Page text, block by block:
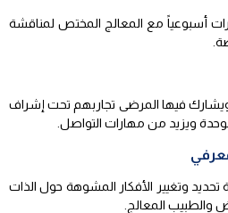
أسبوعياً مع المعالج المختص لمناقشة
فيها المرضى تجاربهم تحت إشراف
ويزيد من مهارات التواصل.
وتغيير الأفكار المشوهة حول الذات
والطبيب المعالج.